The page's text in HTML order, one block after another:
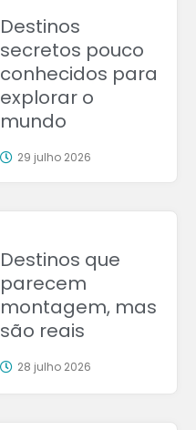
Destinos
secretos pouco
conhecidos para
explorar o
mundo
29 julho 2026
Destinos que
parecem
montagem, mas
são reais
28 julho 2026